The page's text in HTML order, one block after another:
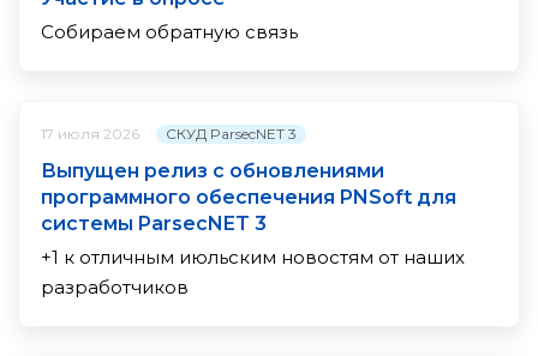
Собираем обратную связь
17 июля 2026 СКУД ParsecNET 3
Выпущен релиз с обновлениями
программного обеспечения PNSoft для
системы ParsecNET 3
+1 к отличным июльским новостям от наших
разработчиков